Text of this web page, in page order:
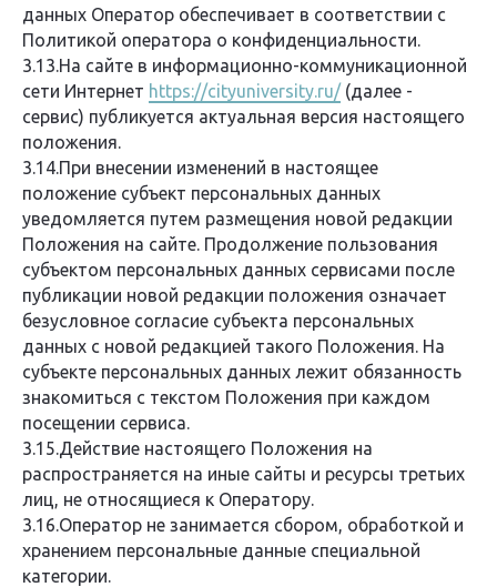
данных Оператор обеспечивает в соответствии с
Политикой оператора о конфиденциальности.
3.13.На сайте в информационно-коммуникационной
сети Интернет https://cityuniversity.ru/(далее -
сервис) публикуется актуальная версия настоящего
положения.
3.14.При внесении изменений в настоящее
положение субъект персональных данных
уведомляется путем размещения новой редакции
Положения на сайте. Продолжение пользования
субъектом персональных данных сервисами после
публикации новой редакции положения означает
безусловное согласие субъекта персональных
данных с новой редакцией такого Положения. На
субъекте персональных данных лежит обязанность
знакомиться с текстом Положения при каждом
посещении сервиса.
3.15.Действие настоящего Положения на
распространяется на иные сайты и ресурсы третьих
лиц, не относящиеся к Оператору.
3.16.Оператор не занимается сбором, обработкой и
хранением персональные данные специальной
категории.